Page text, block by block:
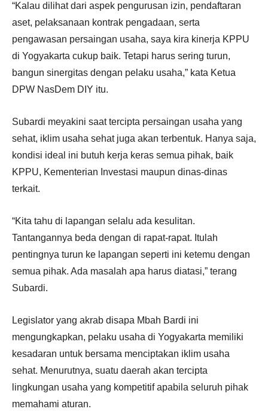
“Kalau dilihat dari aspek pengurusan izin, pendaftaran
aset, pelaksanaan kontrak pengadaan, serta
pengawasan persaingan usaha, saya kira kinerja KPPU
di Yogyakarta cukup baik. Tetapi harus sering turun,
bangun sinergitas dengan pelaku usaha,” kata Ketua
DPW NasDem DIY itu.
Subardi meyakini saat tercipta persaingan usaha yang
sehat, iklim usaha sehat juga akan terbentuk. Hanya saja,
kondisi ideal ini butuh kerja keras semua pihak, baik
KPPU, Kementerian Investasi maupun dinas-dinas
terkait.
“Kita tahu di lapangan selalu ada kesulitan.
Tantangannya beda dengan di rapat-rapat. Itulah
pentingnya turun ke lapangan seperti ini ketemu dengan
semua pihak. Ada masalah apa harus diatasi,” terang
Subardi.
Legislator yang akrab disapa Mbah Bardi ini
mengungkapkan, pelaku usaha di Yogyakarta memiliki
kesadaran untuk bersama menciptakan iklim usaha
sehat. Menurutnya, suatu daerah akan tercipta
lingkungan usaha yang kompetitif apabila seluruh pihak
memahami aturan.